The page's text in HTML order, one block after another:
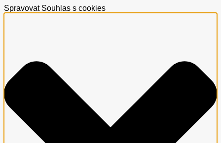
Spravovat Souhlas s cookies